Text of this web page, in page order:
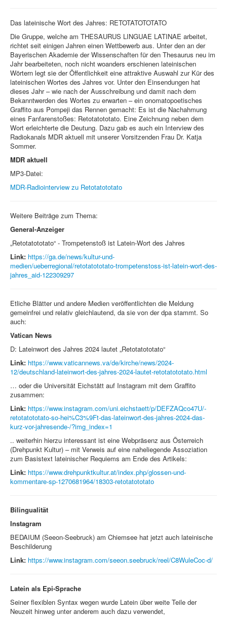
Das lateinische Wort des Jahres: RETOTATOTOTATO
Die Gruppe, welche am THESAURUS LINGUAE LATINAE arbeitet,
richtet seit einigen Jahren einen Wettbewerb aus. Unter den an der
Bayerischen Akademie der Wissenschaften für den Thesaurus neu im
Jahr bearbeiteten, noch nicht woanders erschienen lateinischen
Wörtern legt sie der Öffentlichkeit eine attraktive Auswahl zur Kür des
lateinischen Wortes des Jahres vor. Unter den Einsendungen hat
dieses Jahr – wie nach der Ausschreibung und damit nach dem
Bekanntwerden des Wortes zu erwarten – ein onomatopoetisches
Graffito aus Pompeji das Rennen gemacht: Es ist die Nachahmung
eines Fanfarenstoßes: Retotatototato. Eine Zeichnung neben dem
Wort erleichterte die Deutung. Dazu gab es auch ein Interview des
Radiokanals MDR aktuell mit unserer Vorsitzenden Frau Dr. Katja
Sommer.
MDR aktuell
MP3-Datei:
MDR-Radiointerview zu Retotatototato
Weitere Beiträge zum Thema:
General-Anzeiger
„Retotatototato“ - Trompetenstoß ist Latein-Wort des Jahres
Link: https://ga.de/news/kultur-und-
medien/ueberregional/retotatototato-trompetenstoss-ist-latein-wort-des-
jahres_aid-122309297
Etliche Blätter und andere Medien veröffentlichten die Meldung
gemeinfrei und relativ gleichlautend, da sie von der dpa stammt. So
auch:
Vatican News
D: Lateinwort des Jahres 2024 lautet „Retotatototato“
Link: https://www.vaticannews.va/de/kirche/news/2024-
12/deutschland-lateinwort-des-jahres-2024-lautet-retotatototato.html
… oder die Universität Eichstätt auf Instagram mit dem Graffito
zusammen:
Link: https://www.instagram.com/uni.eichstaett/p/DEFZAQco47U/-
retotatototato-so-hei%C3%9Ft-das-lateinwort-des-jahres-2024-das-
kurz-vor-jahresende-/?img_index=1
.. weiterhin hierzu interessant ist eine Webpräsenz aus Österreich
(Drehpunkt Kultur) – mit Verweis auf eine naheliegende Assoziation
zum Basistext lateinischer Requiems am Ende des Artikels:
Link: https://www.drehpunktkultur.at/index.php/glossen-und-
kommentare-sp-1270681964/18303-retotatototato
Bilingualität
Instagram
BEDAIUM (Seeon-Seebruck) am Chiemsee hat jetzt auch lateinische
Beschilderung
Link: https://www.instagram.com/seeon.seebruck/reel/C8WuleCoc-d/
Latein als Epi-Sprache
Seiner flexiblen Syntax wegen wurde Latein über weite Teile der
Neuzeit hinweg unter anderem auch dazu verwendet,